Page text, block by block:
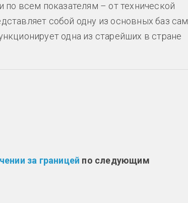
по всем показателям – от технической
собой одну из основных баз
одна из старейших в стране
за границей по следующим